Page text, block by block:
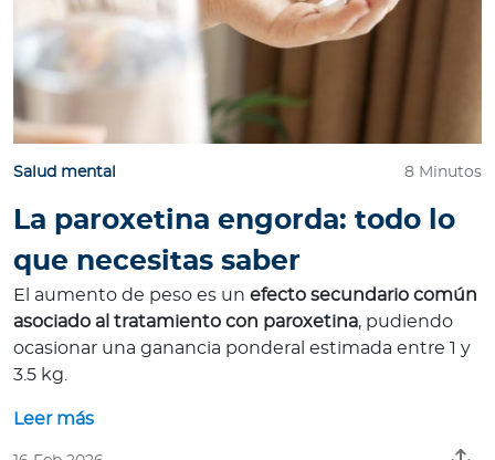
Salud mental 8 Minutos
La paroxetina engorda: todo lo
que necesitas saber
El aumento de peso es un efecto secundario común
asociado al tratamiento con paroxetina, pudiendo
ocasionar una ganancia ponderal estimada entre 1 y
3.5 kg.
Leer más